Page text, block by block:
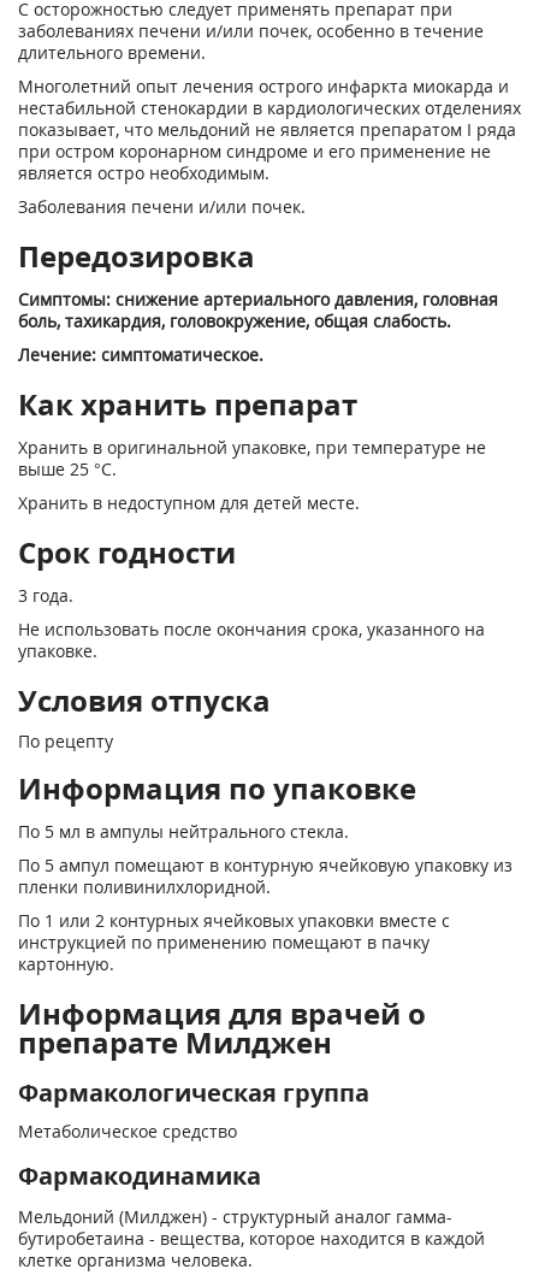
С осторожностью следует применять препарат при
заболеваниях печени и/или почек, особенно в течение
длительного времени.
Многолетний опыт лечения острого инфаркта миокарда и
нестабильной стенокардии в кардиологических отделениях
показывает, что мельдоний не является препаратом I ряда
при остром коронарном синдроме и его применение не
является остро необходимым.
Заболевания печени и/или почек.
Передозировка
Симптомы: снижение артериального давления, головная
боль, тахикардия, головокружение, общая слабость.
Лечение: симптоматическое.
Как хранить препарат
Хранить в оригинальной упаковке, при температуре не
выше 25 °С.
Хранить в недоступном для детей месте.
Срок годности
3 года.
Не использовать после окончания срока, указанного на
упаковке.
Условия отпуска
По рецепту
Информация по упаковке
По 5 мл в ампулы нейтрального стекла.
По 5 ампул помещают в контурную ячейковую упаковку из
пленки поливинилхлоридной.
По 1 или 2 контурных ячейковых упаковки вместе с
инструкцией по применению помещают в пачку
картонную.
Информация для врачей о
препарате Милджен
Фармакологическая группа
Метаболическое средство
Фармакодинамика
Мельдоний (Милджен) - структурный аналог гамма-
бутиробетаина - вещества, которое находится в каждой
клетке организма человека.